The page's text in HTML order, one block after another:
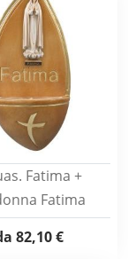
Fatima +
Fatima
82,10 €